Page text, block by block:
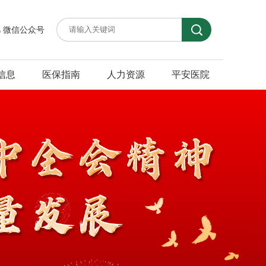
微信公众号
息 医保指南 人力资源 平安医院